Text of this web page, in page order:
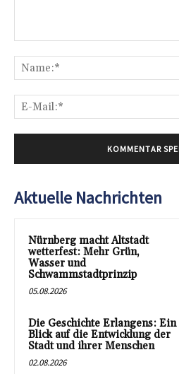
Aktuelle Nachrichten
Nürnberg macht Altstadt
wetterfest: Mehr Grün,
Wasser und
Schwammstadtprinzip
05.08.2026
Die Geschichte Erlangens: Ein
Blick auf die Entwicklung der
Stadt und ihrer Menschen
02.08.2026